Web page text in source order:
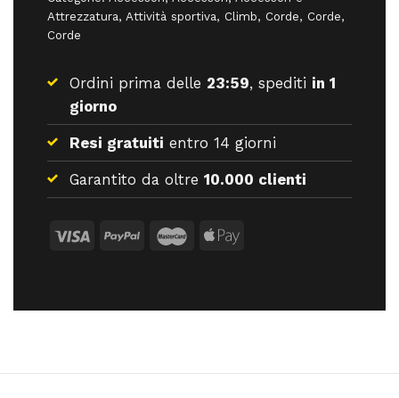
Attrezzatura, Attività sportiva, Climb, Corde, Corde,
Corde
Ordini prima delle 23:59, spediti in 1
giorno
Resi gratuiti entro 14 giorni
Garantito da oltre 10.000 clienti